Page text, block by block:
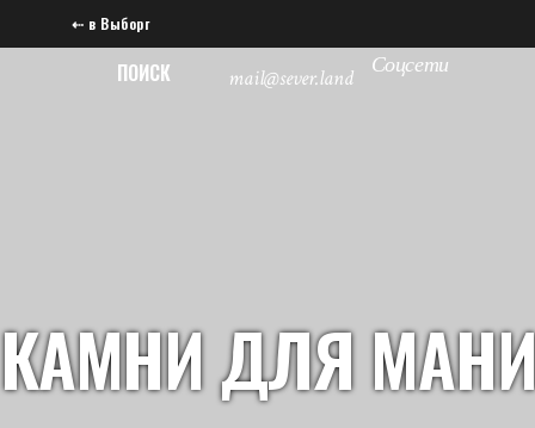
⇠ в Выборг
ПОИСК mail@sever.land Соцсети
КАМНИ ДЛЯ